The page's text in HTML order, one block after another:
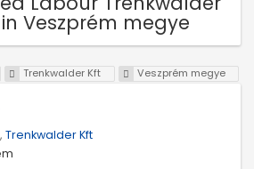
Veszprém megye
Trenkwalder Kft Veszprém megye
Trenkwalder Kft